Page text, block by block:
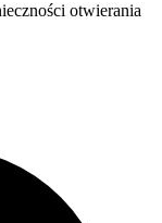
otwierania